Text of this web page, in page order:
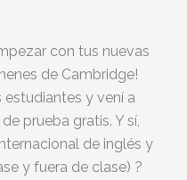
con tus nuevas
de Cambridge!
y vení a
prueba gratis. Y sí,
de inglés y
y fuera de clase) ?